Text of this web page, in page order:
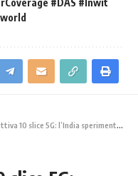
#DAS #Inwit
5G: l’India sperimenta il futuro della connettività su misura